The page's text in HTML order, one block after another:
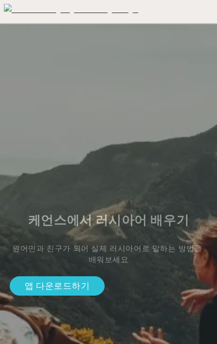
케언스에서 러시아어 배우기
원어민과 친구가 되어 실제 러시아어로 말하는 방법을
배워보세요
앱 다운로드하기